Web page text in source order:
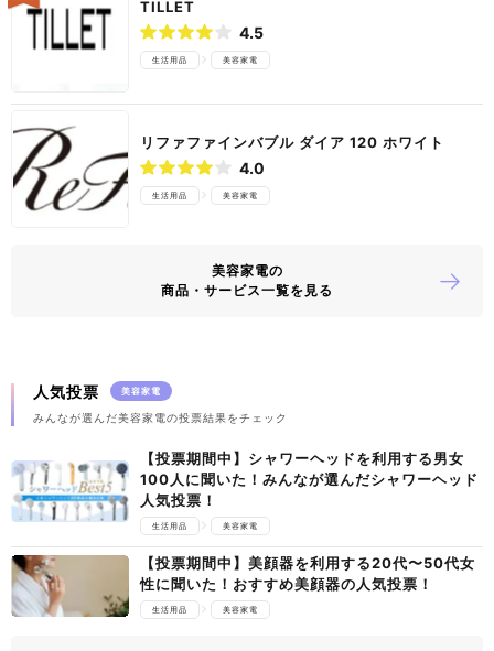
TILLET
4.5
生活用品 美容家電
リファファインバブル ダイア 120 ホワイト
4.0
生活用品 美容家電
美容家電の
商品・サービス一覧を見る
人気投票 美容家電
みんなが選んだ美容家電の投票結果をチェック
【投票期間中】シャワーヘッドを利用する男女
100人に聞いた！みんなが選んだシャワーヘッド
人気投票！
生活用品 美容家電
【投票期間中】美顔器を利用する20代〜50代女
性に聞いた！おすすめ美顔器の人気投票！
生活用品 美容家電